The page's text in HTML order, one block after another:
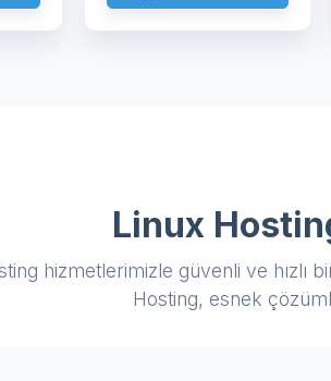
Linux
hizmetlerimizle güvenli ve hızlı
Hosting, esnek